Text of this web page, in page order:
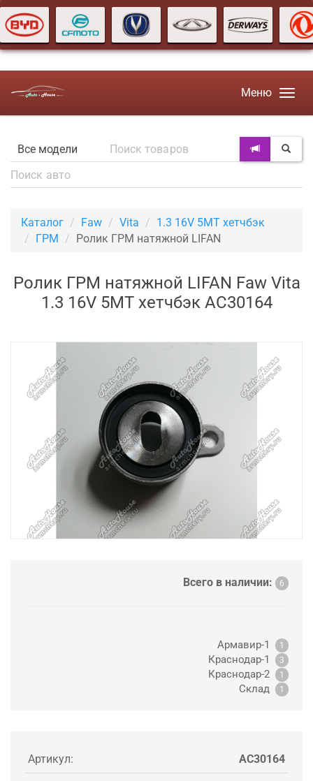
Меню
Каталог Faw Vita
1.3 16V 5MT хетчбэк
ГРМ
Ролик ГРМ натяжной LIFAN
Ролик ГРМ натяжной LIFAN Faw Vita
1.3 16V 5MT хетчбэк AC30164
Всего в наличии: 6
Армавир-1 1
Краснодар-1 3
Краснодар-2 1
Склад 1
Артикул: AC30164